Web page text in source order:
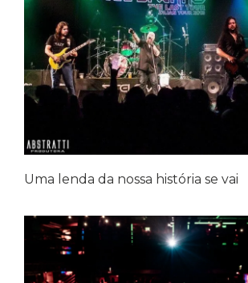
Uma lenda da nossa história se vai